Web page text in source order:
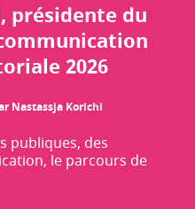
présidente du
2026
Nastassja Korichi
publiques, des
le parcours de